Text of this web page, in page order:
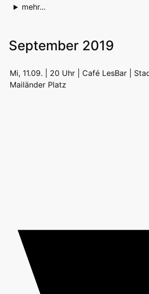
mehr...
September 2019
Mi, 11.09. | 20 Uhr | Café LesBar |
Mailänder Platz